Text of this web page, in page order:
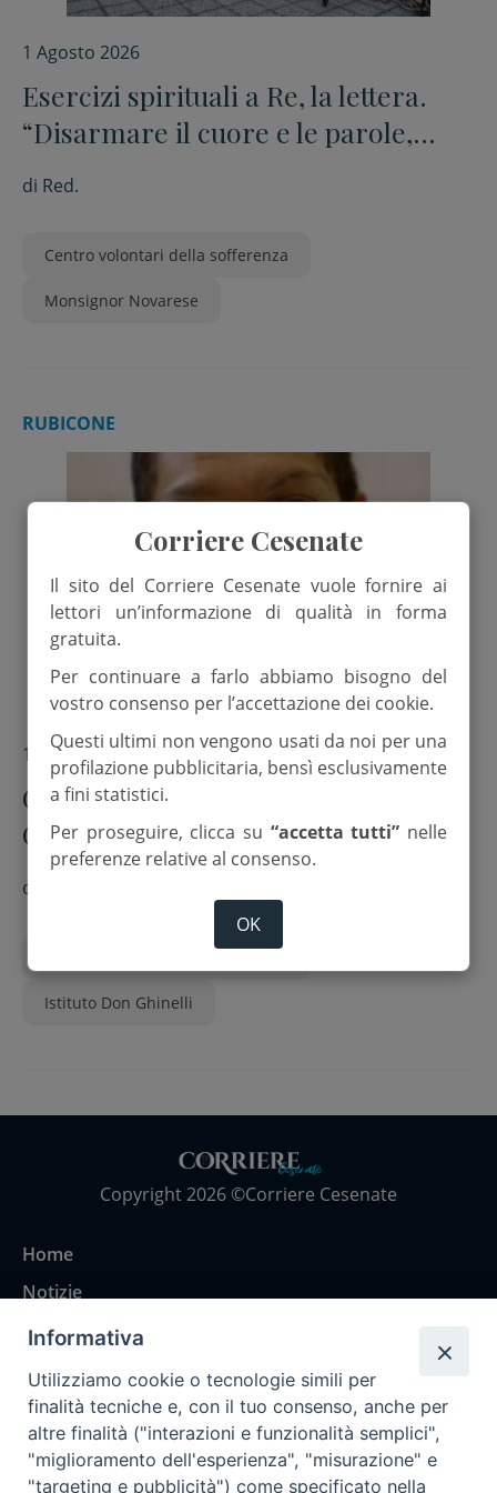
1 Agosto 2026
Esercizi spirituali a Re, la lettera.
“Disarmare il cuore e le parole,
unica via per costruire una pace
fondata sulla carità fraterna e la
guarigione interiore”
di Red.
Centro volontari della sofferenza
Monsignor Novarese
RUBICONE
13 Dicembre 2025
Giorgio Ricucci, all’istituto “Don
Ghinelli” di Gatteo i funerali
di
Istituto Don Ghinelli
Copyright 2026 ©Corriere Cesenate
Home
Notizie
Rubriche
Chi siamo
Come abbonarsi
Contatti
Corriere Cesenate
Il sito del Corriere Cesenate vuole fornire ai
lettori un’informazione di qualità in forma
gratuita.
Per continuare a farlo abbiamo bisogno del
vostro consenso per l’accettazione dei cookie.
Questi ultimi non vengono usati da noi per una
profilazione pubblicitaria, bensì esclusivamente
a fini statistici.
Per proseguire, clicca su “accetta tutti” nelle
preferenze relative al consenso.
OK
Informativa
Utilizziamo cookie o tecnologie simili per
finalità tecniche e, con il tuo consenso, anche per
altre finalità ("interazioni e funzionalità semplici",
"miglioramento dell'esperienza", "misurazione" e
"targeting e pubblicità") come specificato nella